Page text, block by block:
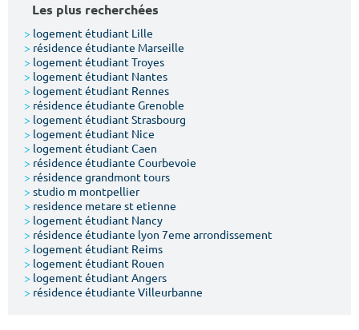
Type de location
Votre date d'entrée
Chercher
Les plus recherchées
> logement étudiant Lille
> résidence étudiante Marseille
> logement étudiant Troyes
> logement étudiant Nantes
> logement étudiant Rennes
> résidence étudiante Grenoble
> logement étudiant Strasbourg
> logement étudiant Nice
> logement étudiant Caen
> résidence étudiante Courbevoie
> résidence grandmont tours
> studio m montpellier
> residence metare st etienne
> logement étudiant Nancy
> résidence étudiante lyon 7eme arrondissement
> logement étudiant Reims
> logement étudiant Rouen
> logement étudiant Angers
> résidence étudiante Villeurbanne